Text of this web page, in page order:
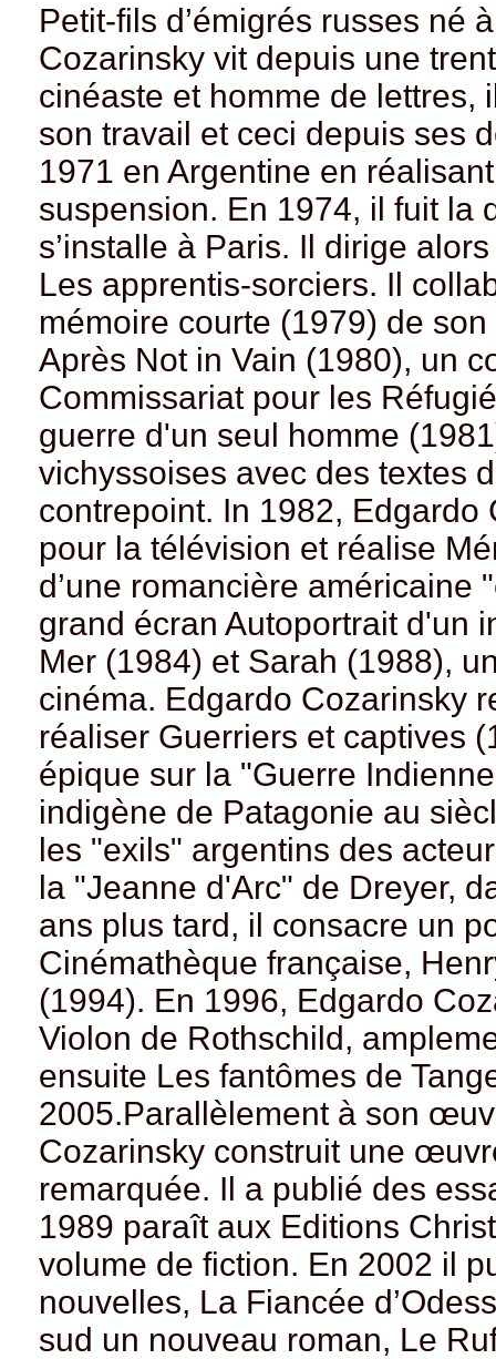
Petit-fils d’émigrés russes né
Cozarinsky vit depuis une
cinéaste et homme de lettres,
son travail et ceci depuis ses
1971 en Argentine en
suspension. En 1974, il fuit la
s’installe à Paris. Il dirige
Les apprentis-sorciers. Il
mémoire courte (1979) de
Après Not in Vain (1980), un
Commissariat pour les
guerre d'un seul homme
vichyssoises avec des textes
contrepoint. In 1982,
pour la télévision et réalise
d’une romancière
grand écran Autoportrait d'un
Mer (1984) et Sarah (1988),
cinéma. Edgardo Cozarinsky
réaliser Guerriers et captives
épique sur la "Guerre
indigène de Patagonie au
les "exils" argentins des
la "Jeanne d'Arc" de Dreyer,
ans plus tard, il consacre un
Cinémathèque française,
(1994). En 1996, Edgardo
Violon de Rothschild,
ensuite Les fantômes de
2005.Parallèlement à son
Cozarinsky construit une
remarquée. Il a publié des
1989 paraît aux Editions
volume de fiction. En 2002 il
nouvelles, La Fiancée
sud un nouveau roman, Le